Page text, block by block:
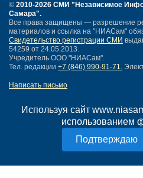
Используя сайт
использованием
© 2010-2026 СМИ "Независимое
Самара".
Все права защищены — разрешение
материалов и ссылка на "НИАСам"
Свидетельство регистрации СМИ
54259 от 24.05.2013.
Учредитель ООО "НИАСам".
Тел. редакции +7 (846) 990-91-71.
Написать письмо
Нашли ошибку?
Политика конфиденциальности